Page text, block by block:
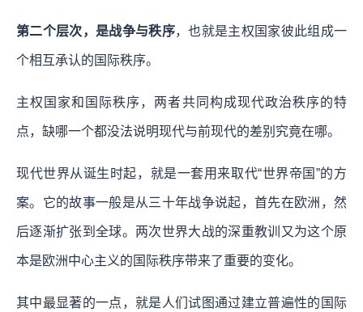
第二个层次，是战争与秩序，也就是主权国家彼此组成一
个相互承认的国际秩序。
主权国家和国际秩序，两者共同构成现代政治秩序的特
点，缺哪一个都没法说明现代与前现代的差别究竟在哪。
现代世界从诞生时起，就是一套用来取代“世界帝国”的方
案。它的故事一般是从三十年战争说起，首先在欧洲，然
后逐渐扩张到全球。两次世界大战的深重教训又为这个原
本是欧洲中心主义的国际秩序带来了重要的变化。
其中最显著的一点，就是人们试图通过建立普遍性的国际